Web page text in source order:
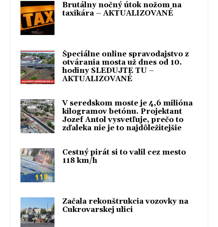
Brutálny nočný útok nožom na
taxikára – AKTUALIZOVANÉ
Špeciálne online spravodajstvo z
otvárania mosta už dnes od 10.
hodiny SLEDUJTE TU –
AKTUALIZOVANÉ
V seredskom moste je 4,6 milióna
kilogramov betónu. Projektant
Jozef Antol vysvetľuje, prečo to
zďaleka nie je to najdôležitejšie
Cestný pirát si to valil cez mesto
118 km/h
Začala rekonštrukcia vozovky na
Cukrovarskej ulici